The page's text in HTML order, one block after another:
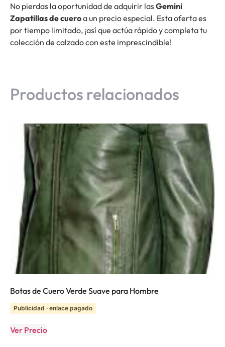
No pierdas la oportunidad de adquirir lasGemini
Zapatillas de cueroa un precio especial. Esta oferta es
por tiempo limitado, ¡así que actúa rápido y completa tu
colección de calzado con este imprescindible!
Productos relacionados
Botas de Cuero Verde Suave para Hombre
Publicidad · enlace pagado
Ver Precio